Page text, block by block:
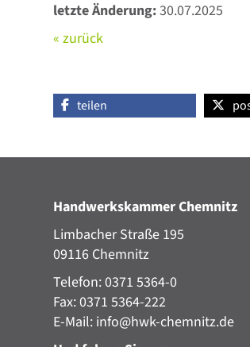
letzte Änderung:30.07.2025
« zurück
teilen
Handwerkskammer Chemnitz
Limbacher Straße 195
09116 Chemnitz
Telefon: 0371 5364-0
Fax: 0371 5364-222
E-Mail: info@hwk-chemnitz.de